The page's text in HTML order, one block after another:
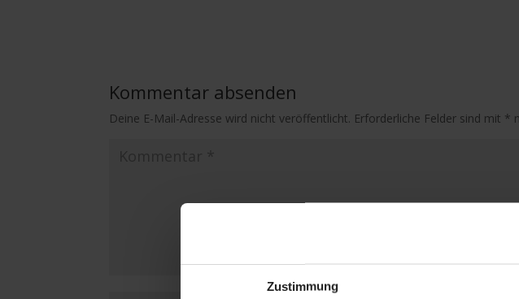
Zustimmung
Kommentar absenden
Deine E-Mail-Adresse wird nicht veröffentlicht. Erforderliche Felder sind mit *